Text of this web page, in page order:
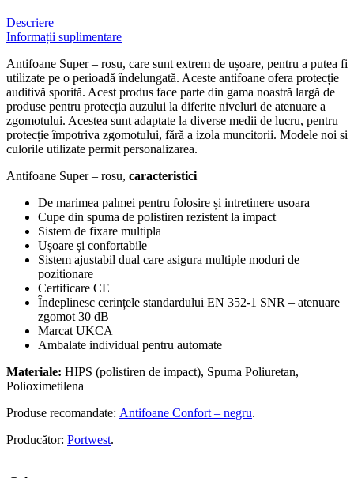
Descriere
Informații suplimentare
Antifoane Super – rosu, care sunt extrem de ușoare, pentru a putea fi
utilizate pe o perioadă îndelungată. Aceste antifoane ofera protecție
auditivă sporită. Acest produs face parte din gama noastră largă de
produse pentru protecția auzului la diferite niveluri de atenuare a
zgomotului. Acestea sunt adaptate la diverse medii de lucru, pentru
protecție împotriva zgomotului, fără a izola muncitorii. Modele noi si
culorile utilizate permit personalizarea.
Antifoane Super – rosu, caracteristici
De marimea palmei pentru folosire și intretinere usoara
Cupe din spuma de polistiren rezistent la impact
Sistem de fixare multipla
Ușoare și confortabile
Sistem ajustabil dual care asigura multiple moduri de
pozitionare
Certificare CE
Îndeplinesc cerințele standardului EN 352-1 SNR – atenuare
zgomot 30 dB
Marcat UKCA
Ambalate individual pentru automate
Materiale: HIPS (polistiren de impact), Spuma Poliuretan,
Polioximetilena
Produse recomandate: Antifoane Confort – negru.
Producător: Portwest.